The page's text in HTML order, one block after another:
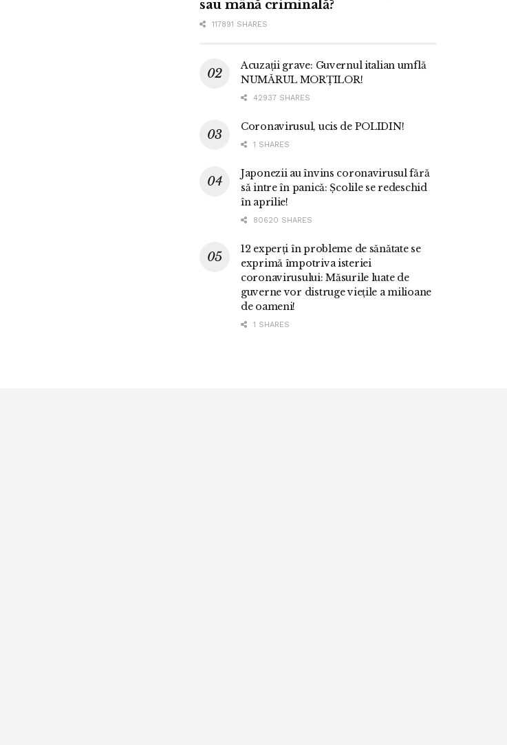
sau mână criminală?
117891 SHARES
Acuzații grave: Guvernul italian umflă
NUMĂRUL MORȚILOR!
42937 SHARES
Coronavirusul, ucis de POLIDIN!
1 SHARES
Japonezii au învins coronavirusul fără
să intre în panică: Școlile se redeschid
în aprilie!
80620 SHARES
12 experți în probleme de sănătate se
exprimă împotriva isteriei
coronavirusului: Măsurile luate de
guverne vor distruge viețile a milioane
de oameni!
1 SHARES